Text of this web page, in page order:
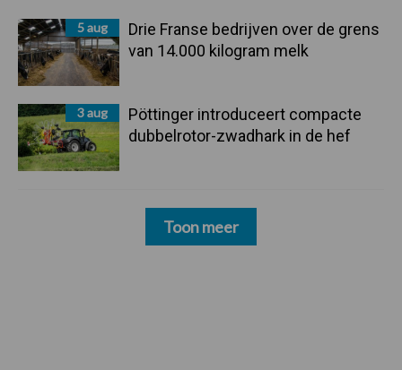
5 aug
Drie Franse bedrijven over de grens
van 14.000 kilogram melk
3 aug
Pöttinger introduceert compacte
dubbelrotor-zwadhark in de hef
Toon meer